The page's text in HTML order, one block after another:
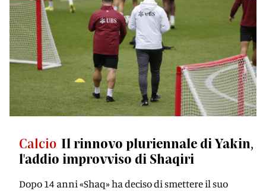
Calcio Il rinnovo pluriennale di Yakin,
l'addio improvviso di Shaqiri
Dopo 14 anni «Shaq» ha deciso di smettere il suo